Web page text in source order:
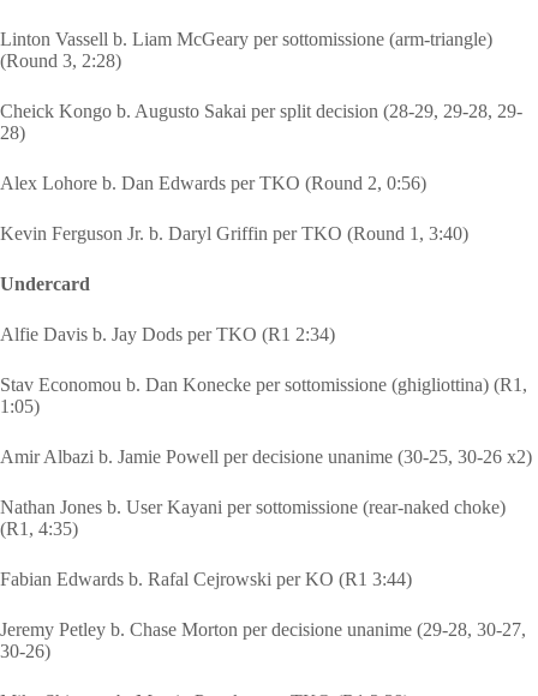
Linton Vassell b. Liam McGeary per sottomissione (arm-triangle)
(Round 3, 2:28)
Cheick Kongo b. Augusto Sakai per split decision (28-29, 29-28, 29-
28)
Alex Lohore b. Dan Edwards per TKO (Round 2, 0:56)
Kevin Ferguson Jr. b. Daryl Griffin per TKO (Round 1, 3:40)
Undercard
Alfie Davis b. Jay Dods per TKO (R1 2:34)
Stav Economou b. Dan Konecke per sottomissione (ghigliottina) (R1,
1:05)
Amir Albazi b. Jamie Powell per decisione unanime (30-25, 30-26 x2)
Nathan Jones b. User Kayani per sottomissione (rear-naked choke)
(R1, 4:35)
Fabian Edwards b. Rafal Cejrowski per KO (R1 3:44)
Jeremy Petley b. Chase Morton per decisione unanime (29-28, 30-27,
30-26)